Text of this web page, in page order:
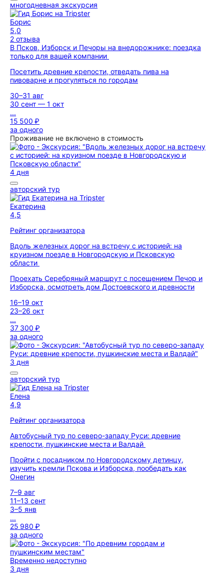
многодневная экскурсия
Борис
5,0
2 отзыва
В Псков, Изборск и Печоры на внедорожнике: поездка
только для вашей компании
Посетить древние крепости, отведать пива на
пивоварне и прогуляться по городам
30–31 авг
30 сент — 1 окт
...
15 500 ₽
за одного
Проживание не включено в стоимость
4 дня
авторский тур
Екатерина
4,5
Рейтинг организатора
Вдоль железных дорог на встречу с историей: на
круизном поезде в Новгородскую и Псковскую
области
Проехать Серебряный маршрут с посещением Печор и
Изборска, осмотреть дом Достоевского и древности
16–19 окт
23–26 окт
...
37 300 ₽
за одного
3 дня
авторский тур
Елена
4,9
Рейтинг организатора
Автобусный тур по северо-западу Руси: древние
крепости, пушкинские места и Валдай
Пройти с посадником по Новгородскому детинцу,
изучить кремли Пскова и Изборска, пообедать как
Онегин
7–9 авг
11–13 сент
3–5 янв
...
25 980 ₽
за одного
Временно недоступно
3 дня